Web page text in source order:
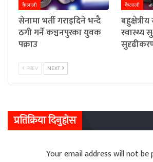
कैलाली
सेनामा भर्ती गराइदिने भन्दै
ठगी गर्ने कञ्चनपुरका युवक
पक्राउ
कैलाली
स्वास्थ्य
PREV NEXT
प्रतिक्रिया दिनुहोस
Your email address will not be